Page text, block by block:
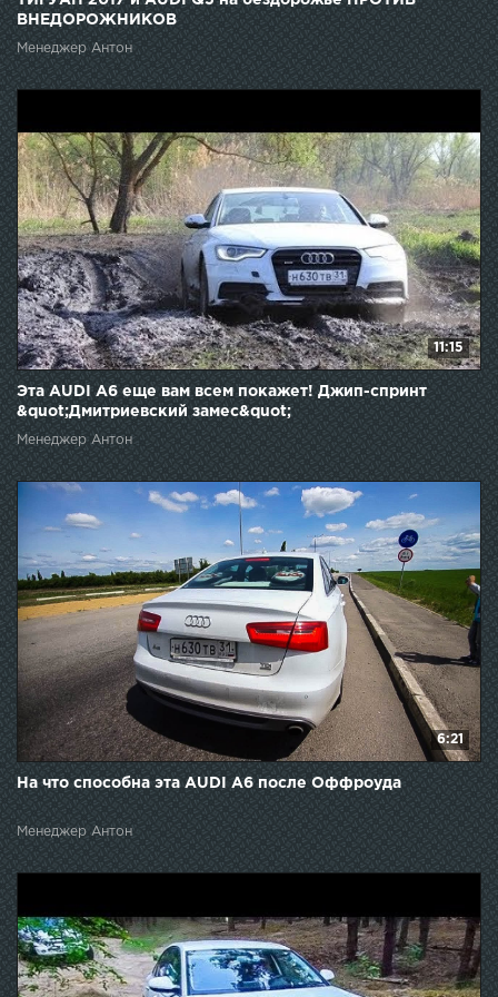
ВНЕДОРОЖНИКОВ
Менеджер Антон
11:15
Эта AUDI A6 еще вам всем покажет! Джип-спринт
&quot;Дмитриевский замес&quot;
Менеджер Антон
6:21
На что способна эта AUDI A6 после Оффроуда
Менеджер Антон